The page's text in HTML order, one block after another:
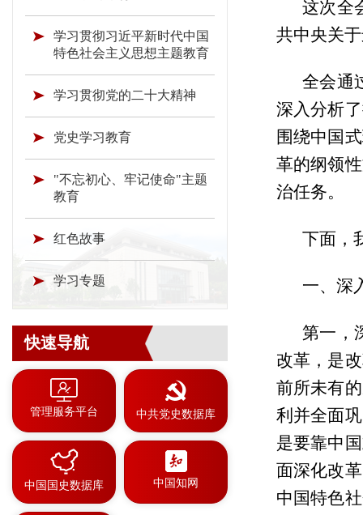
学习贯彻习近平新时代中国
特色社会主义思想主题教育
学习贯彻党的二十大精神
党史学习教育
"不忘初心、牢记使命"主题
教育
红色故事
学习专题
快速导航
管理服务平台 中共党史数据库
中国国史数据库 中国知网
这次全
共中央关
全会通
深入分析
围绕中国
革的纲领
治任务。
下面，
一、深
第一，
改革，是
前所未有
利并全面
是要靠中
面深化改
中国特色